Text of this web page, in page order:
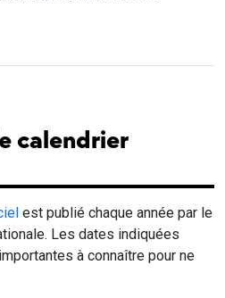
calendrier
est publié chaque année par le
Les dates indiquées
à connaître pour ne